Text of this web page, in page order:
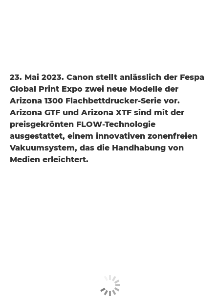
23. Mai 2023. Canon stellt anlässlich der Fespa
Global Print Expo zwei neue Modelle der
Arizona 1300 Flachbettdrucker-Serie vor.
Arizona GTF und Arizona XTF sind mit der
preisgekrönten FLOW-Technologie
ausgestattet, einem innovativen zonenfreien
Vakuumsystem, das die Handhabung von
Medien erleichtert.